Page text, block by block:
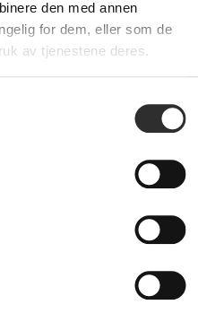
den med annen
for dem, eller som de
av tjenestene deres.
Ikke
mikrofon - puff ball
59,-
Eks mva